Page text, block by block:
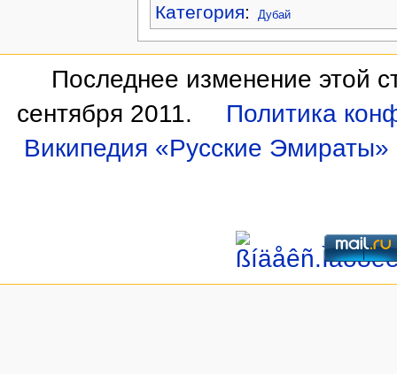
Категория: Дубай
Последнее изменение этой
сентября 2011.
Политика
Википедия «Русские Эмираты»